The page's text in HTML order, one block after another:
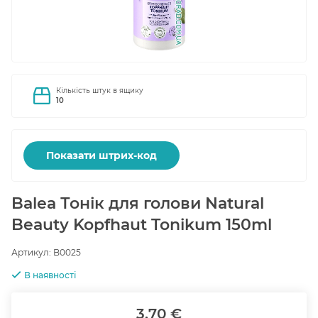
Кількість штук в ящику
10
Показати штрих-код
Balea Тонік для голови Natural
Beauty Kopfhaut Tonikum 150ml
Артикул: B0025
В наявності
3.70 €